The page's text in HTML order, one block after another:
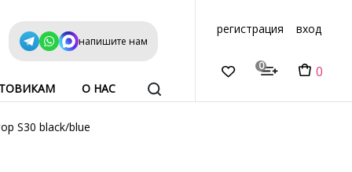
напишите нам
О НАС
регистрация вход
0 0
S30 black/blue